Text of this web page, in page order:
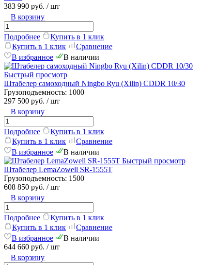
383 990 руб. / шт
В корзину
Подробнее
Купить в 1 клик
Купить в 1 клик
Сравнение
В избранное
В наличии
Быстрый просмотр
Штабелер самоходный Ningbo Ryu (Xilin) CDDR 10/30
Грузоподъемность: 1000
297 500 руб. / шт
В корзину
Подробнее
Купить в 1 клик
Купить в 1 клик
Сравнение
В избранное
В наличии
Быстрый просмотр
Штабелер LemaZowell SR-1555T
Грузоподъемность: 1500
608 850 руб. / шт
В корзину
Подробнее
Купить в 1 клик
Купить в 1 клик
Сравнение
В избранное
В наличии
644 660 руб. / шт
В корзину